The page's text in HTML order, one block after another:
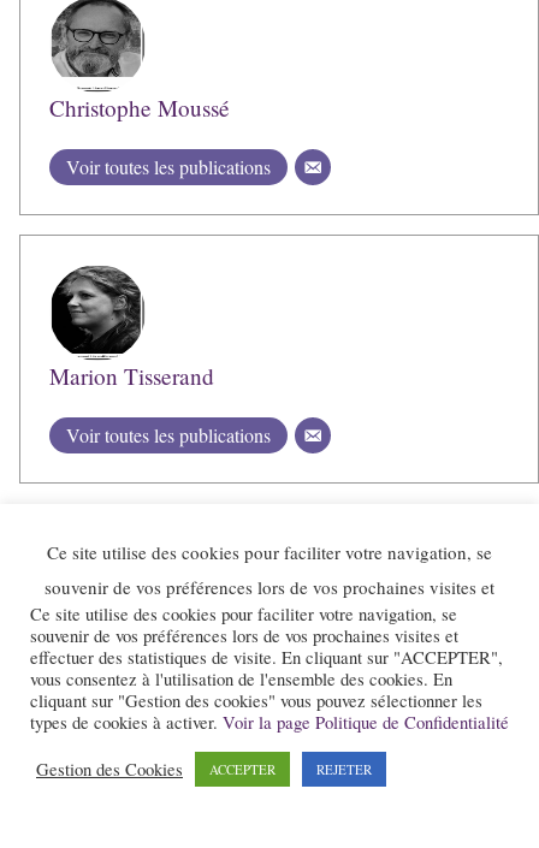
Christophe Moussé
Voir toutes les publications
Marion Tisserand
Voir toutes les publications
Le site et la newsletter Jazz-Rhone-Alpes.com sont édités par l’association
« Loi 1901 » « Jazz en Rhône-Alpes » qui a pour objet la promotion du
Ce site utilise des cookies pour faciliter votre navigation, se
souvenir de vos préférences lors de vos prochaines visites et
Ce site utilise des cookies pour faciliter votre navigation, se
souvenir de vos préférences lors de vos prochaines visites et
effectuer des statistiques de visite. En cliquant sur "ACCEPTER",
vous consentez à l'utilisation de l'ensemble des cookies. En
cliquant sur "Gestion des cookies" vous pouvez sélectionner les
types de cookies à activer. Voir la page Politique de Confidentialité
Gestion des Cookies ACCEPTER REJETER